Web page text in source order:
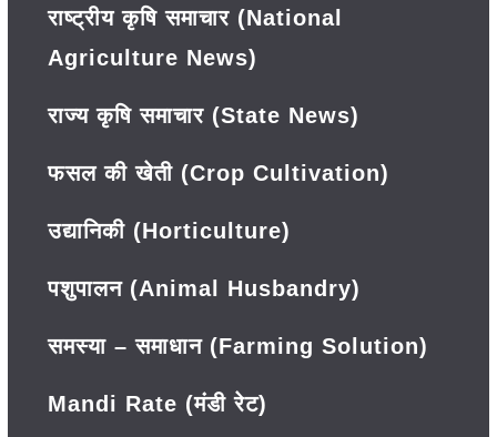
राष्ट्रीय कृषि समाचार (National
Agriculture News)
राज्य कृषि समाचार (State News)
फसल की खेती (Crop Cultivation)
उद्यानिकी (Horticulture)
पशुपालन (Animal Husbandry)
समस्या – समाधान (Farming Solution)
Mandi Rate (मंडी रेट)